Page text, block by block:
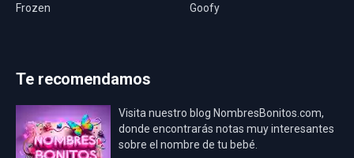
Frozen Goofy
Los Minions Los Vengadores
Mario Bros Mi Villano Favorito
Te recomendamos
Visita nuestro blog NombresBonitos.com,
donde encontrarás notas muy interesantes
sobre el nombre de tu bebé.